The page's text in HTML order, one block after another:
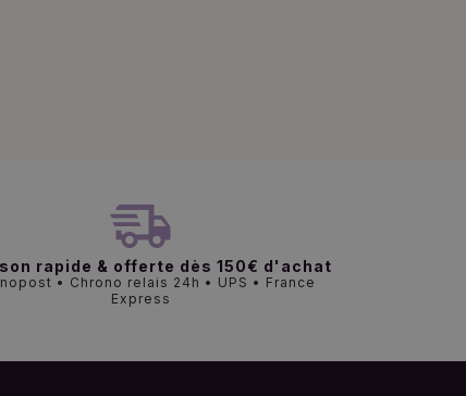
rapide & offerte dès 150€ d'achat
• Chrono relais 24h • UPS • France
Express